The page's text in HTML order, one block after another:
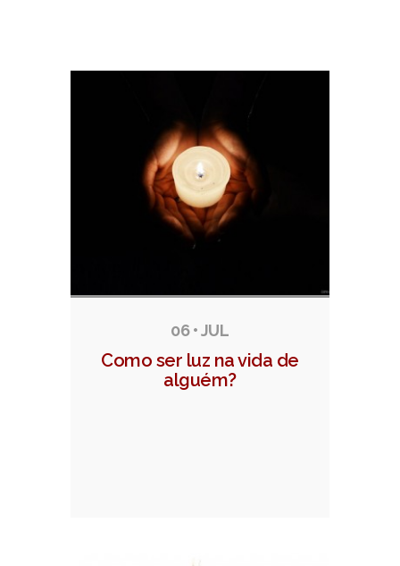
06 • JUL
Como ser luz na vida de
alguém?